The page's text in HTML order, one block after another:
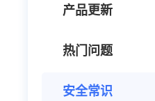
产品更新
热门问题
安全常识